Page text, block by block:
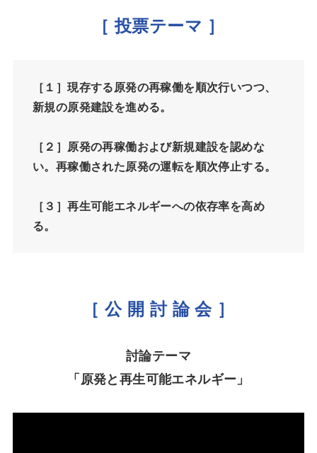
［ 投票テーマ ］
［１］現存する原発の再稼働を順次行いつつ、
新規の原発建設を進める。
［２］原発の再稼働および新規建設を認めな
い。再稼働された原発の運転を順次停止する。
［３］再生可能エネルギーへの依存率を高め
る。
［ 公 開 討 論 会 ］
討論テーマ
「原発と再生可能エネルギー」